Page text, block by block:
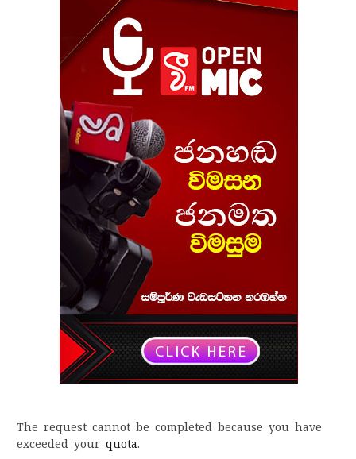
The request cannot be completed because you have
exceeded your quota.